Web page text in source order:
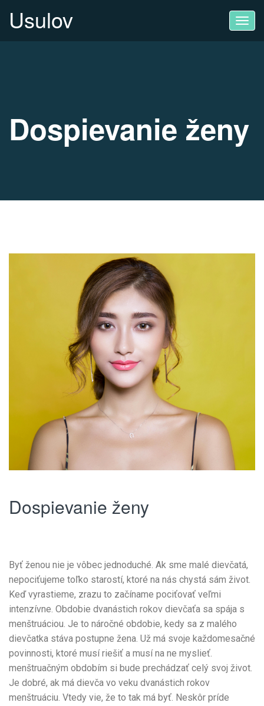
Usulov
Dospievanie ženy
Dospievanie ženy
Byť ženou nie je vôbec jednoduché. Ak sme malé dievčatá,
nepociťujeme toľko starostí, ktoré na nás chystá sám život.
Keď vyrastieme, zrazu to začíname pociťovať veľmi
intenzívne. Obdobie dvanástich rokov dievčaťa sa spája s
menštruáciou. Je to náročné obdobie, kedy sa z malého
dievčatka stáva postupne žena. Už má svoje každomesačné
povinnosti, ktoré musí riešiť a musí na ne myslieť.
menštruačným obdobím si bude prechádzať celý svoj život.
Je dobré, ak má dievča vo veku dvanástich rokov
menštruáciu. Vtedy vie, že to tak má byť. Neskôr príde